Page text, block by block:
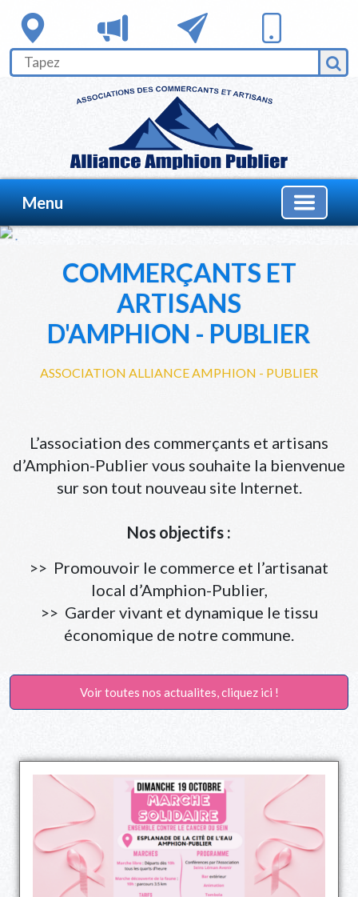
Menu
COMMERÇANTS ET
ARTISANS
D'AMPHION - PUBLIER
ASSOCIATION ALLIANCE AMPHION - PUBLIER
L’association des commerçants et artisans
d’Amphion-Publier vous souhaite la bienvenue
sur son tout nouveau site Internet.
Nos objectifs :
>> Promouvoir le commerce et l’artisanat
local d’Amphion-Publier,
>> Garder vivant et dynamique le tissu
économique de notre commune.
Voir toutes nos actualites, cliquez ici !